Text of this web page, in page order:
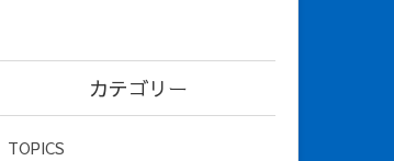
カテゴリー
TOPICS